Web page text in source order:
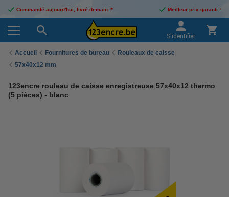
Commandé aujourd'hui, livré demain !* Meilleur prix garanti !
S'identifier
Accueil Fournitures de bureau
Rouleaux de caisse
57x40x12 mm
123encre rouleau de caisse enregistreuse 57x40x12 thermo
(5 pièces) - blanc